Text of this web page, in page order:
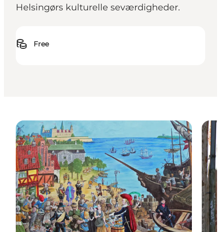
Helsingørs kulturelle seværdigheder.
Free